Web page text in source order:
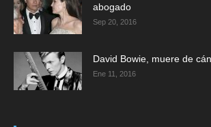
abogado
Sep 20, 2016
David Bowie, muere de
Ene 11, 2016